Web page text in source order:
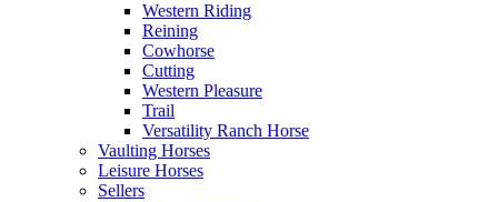
Western Riding
Reining
Cowhorse
Cutting
Western Pleasure
Trail
Versatility Ranch Horse
Vaulting Horses
Leisure Horses
Sellers